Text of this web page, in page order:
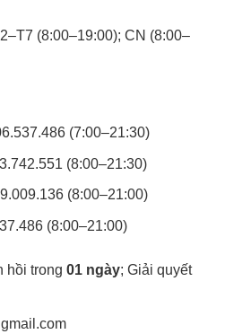
(8:00–19:00); CN (8:00–
(7:00–21:30)
(8:00–21:30)
(8:00–21:00)
(8:00–21:00)
hồi trong 01 ngày; Giải quyết